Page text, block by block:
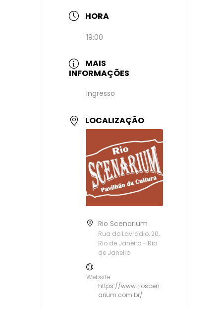
HORA
19:00
MAIS
INFORMAÇÕES
Ingresso
LOCALIZAÇÃO
Rio Scenarium
Rua do Lavradio, 20,
Rio de Janeiro - Rio
de Janeiro
Website
https://www.rioscen
arium.com.br/